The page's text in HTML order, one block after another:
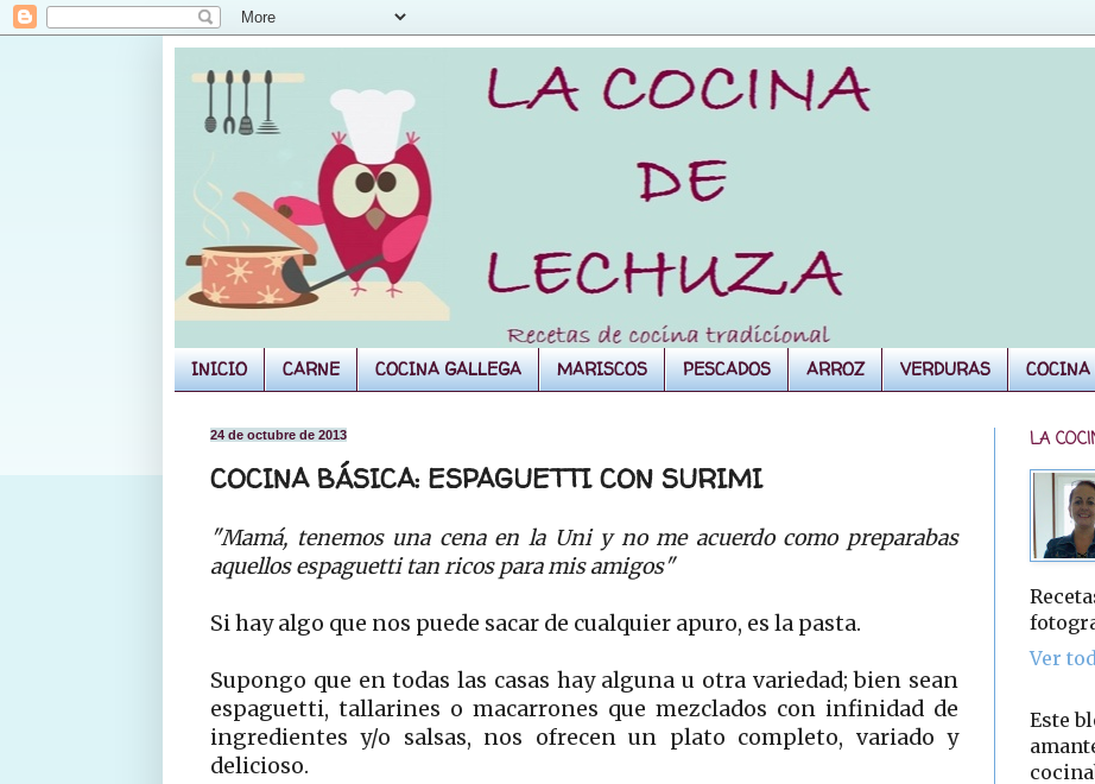
INICIO CARNE COCINA GALLEGA MARISCOS PESCADOS ARROZ VERDURAS
24 de octubre de 2013
COCINA BÁSICA: ESPAGUETTI CON SURIMI
"Mamá, tenemos una cena en la Uni y no me acuerdo como preparabas
aquellos espaguetti tan ricos para mis amigos"
Si hay algo que nos puede sacar de cualquier apuro, es la pasta.
Supongo que en todas las casas hay alguna u otra variedad; bien sean
espaguetti, tallarines o macarrones que mezclados con infinidad de
ingredientes y/o salsas, nos ofrecen un plato completo, variado y
delicioso.
LA
Ver
Este